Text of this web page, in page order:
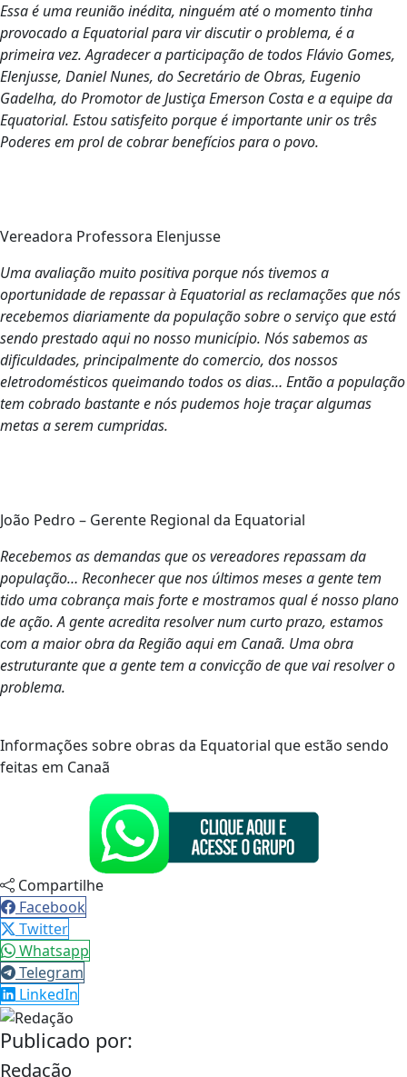
Essa é uma reunião inédita, ninguém até o momento tinha
provocado a Equatorial para vir discutir o problema, é a
primeira vez. Agradecer a participação de todos Flávio Gomes,
Elenjusse, Daniel Nunes, do Secretário de Obras, Eugenio
Gadelha, do Promotor de Justiça Emerson Costa e a equipe da
Equatorial. Estou satisfeito porque é importante unir os três
Poderes em prol de cobrar benefícios para o povo.
Vereadora Professora Elenjusse
Uma avaliação muito positiva porque nós tivemos a
oportunidade de repassar à Equatorial as reclamações que nós
recebemos diariamente da população sobre o serviço que está
sendo prestado aqui no nosso município. Nós sabemos as
dificuldades, principalmente do comercio, dos nossos
eletrodomésticos queimando todos os dias… Então a população
tem cobrado bastante e nós pudemos hoje traçar algumas
metas a serem cumpridas.
João Pedro – Gerente Regional da Equatorial
Recebemos as demandas que os vereadores repassam da
população… Reconhecer que nos últimos meses a gente tem
tido uma cobrança mais forte e mostramos qual é nosso plano
de ação. A gente acredita resolver num curto prazo, estamos
com a maior obra da Região aqui em Canaã. Uma obra
estruturante que a gente tem a convicção de que vai resolver o
problema.
Informações sobre obras da Equatorial que estão sendo
feitas em Canaã
Compartilhe
Facebook
Twitter
Whatsapp
Telegram
LinkedIn
Publicado por:
Redação